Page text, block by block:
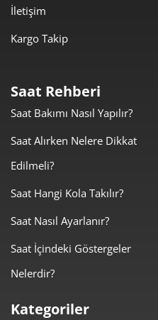
İletişim
Kargo Takip
Saat Rehberi
Saat Bakımı Nasıl Yapılır?
Saat Alırken Nelere Dikkat
Edilmeli?
Saat Hangi Kola Takılır?
Saat Nasıl Ayarlanır?
Saat İçindeki Göstergeler
Nelerdir?
Kategoriler